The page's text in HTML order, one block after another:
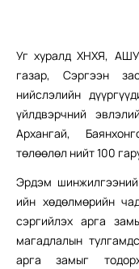
Уг хуралд ХНХЯ,
газар, Сэргээн
нийслэлийн
үйлдвэрчний
Архангай,
төлөөлөл нийт 100
Эрдэм
ийн хөдөлмөрийн
сэргийлэх арга
магадлалын
арга замыг